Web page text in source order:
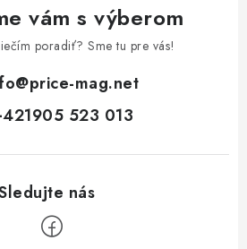
vám s výberom
poradiť? Sme tu pre vás!
@price-mag.net
523 013